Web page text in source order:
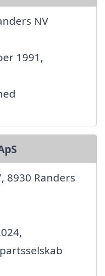
NV
1991,
8930 Randers